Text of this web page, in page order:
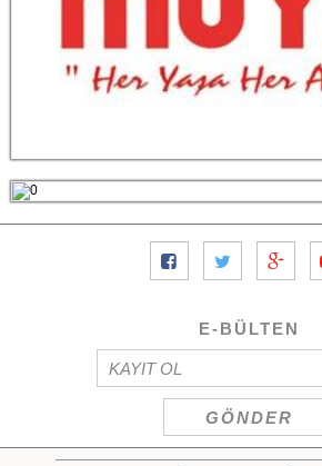
E-BÜLTEN